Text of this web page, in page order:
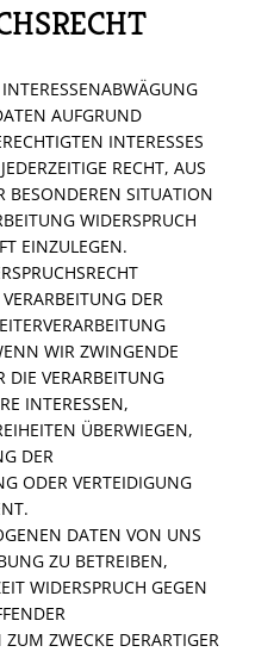
INTERESSENABWÄGUNG
AUFGRUND
INTERESSES
JEDERZEITIGE RECHT, AUS
BESONDEREN SITUATION
WIDERSPRUCH
EINZULEGEN.
VERARBEITUNG DER
WIR ZWINGENDE
DIE VERARBEITUNG
INTERESSEN,
ÜBERWIEGEN,
DER
ODER VERTEIDIGUNG
.
DATEN VON UNS
ZU BETREIBEN,
WIDERSPRUCH GEGEN
ZUM ZWECKE DERARTIGER